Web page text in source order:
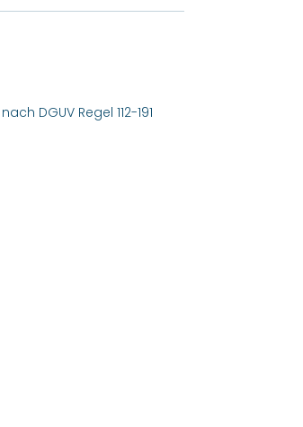
DGUV Regel 112-191